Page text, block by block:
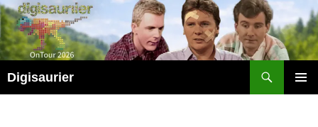
Zum
Inhalt
springen
Digisaurier